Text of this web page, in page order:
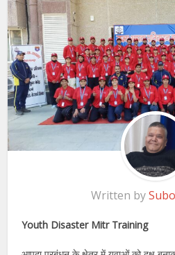
Written by
Youth Disaster Mitr Training